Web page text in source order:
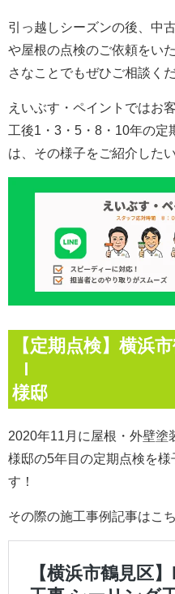
引っ越しシーズンの後、中
や屋根の点検のご依頼をい
さなことでもぜひご相談くだ
えいぶす・ペイントではお
工後1・3・5・8・10年の定
は、その様子をご紹介した
【定期点検】横浜
Ｉ
様邸
2020年11月に屋根・外壁塗
様邸の5年目の定期点検を
す！
その際の施工事例記事はこ